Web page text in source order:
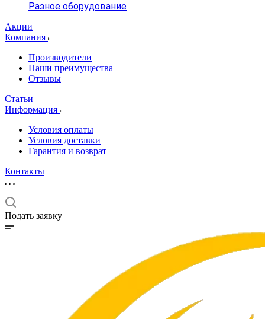
Разное оборудование
Акции
Компания
Производители
Наши преимущества
Отзывы
Статьи
Информация
Условия оплаты
Условия доставки
Гарантия и возврат
Контакты
Подать заявку